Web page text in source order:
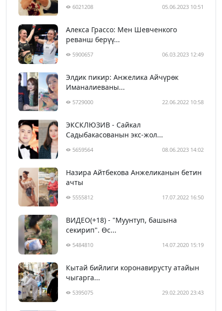
6021208 05.06.2023 10:51
Алекса Грассо: Мен Шевченкого
реванш берүү...
5900657 06.03.2023 12:49
Элдик пикир: Анжелика Айчүрөк
Иманалиеваны...
5729000 22.06.2022 10:58
ЭКСКЛЮЗИВ - Сайкал
Садыбакасованын экс-жол...
5659564 08.06.2023 14:02
Назира Айтбекова Анжеликанын бетин
ачты
5555812 17.07.2022 16:50
ВИДЕО(+18) - "Муунтуп, башына
секирип". Өс...
5484810 14.07.2020 15:19
Кытай бийлиги коронавирусту атайын
чыгарга...
5395075 29.02.2020 23:43